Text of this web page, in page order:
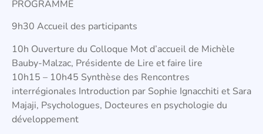
PROGRAMME
9h30 Accueil des participants
10h Ouverture du Colloque Mot d’accueil de Michèle
Bauby-Malzac, Présidente de Lire et faire lire
10h15 – 10h45 Synthèse des Rencontres
interrégionales Introduction par Sophie Ignacchiti et Sara
Majaji, Psychologues, Docteures en psychologie du
développement